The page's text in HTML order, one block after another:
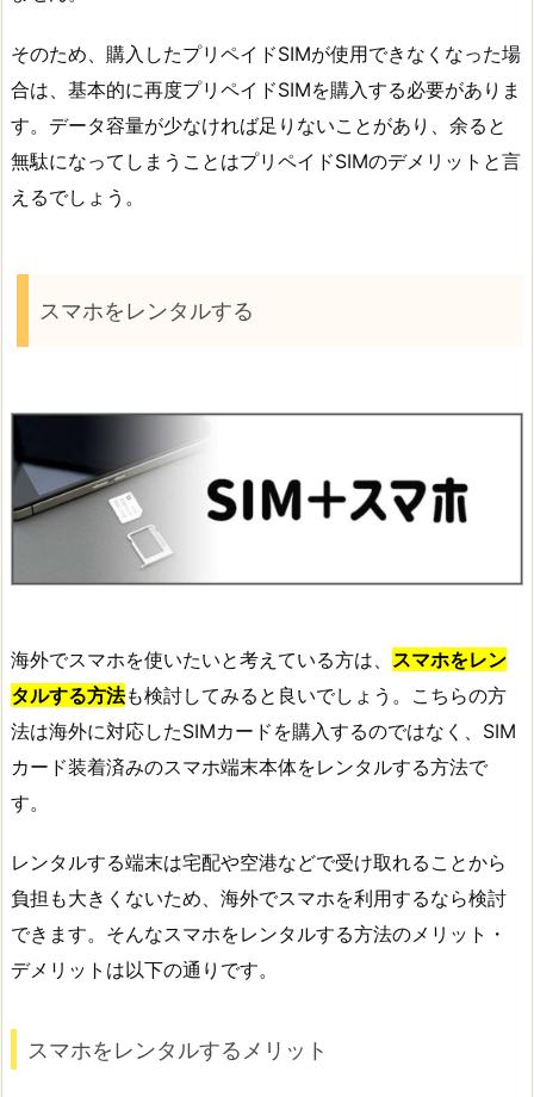
そのため、購入したプリペイドSIMが使用できなくなった場
合は、基本的に再度プリペイドSIMを購入する必要がありま
す。データ容量が少なければ足りないことがあり、余ると
無駄になってしまうことはプリペイドSIMのデメリットと言
えるでしょう。
スマホをレンタルする
海外でスマホを使いたいと考えている方は、 スマホをレン
タルする方法も検討してみると良いでしょう。こちらの方
法は海外に対応したSIMカードを購入するのではなく、SIM
カード装着済みのスマホ端末本体をレンタルする方法で
す。
レンタルする端末は宅配や空港などで受け取れることから
負担も大きくないため、海外でスマホを利用するなら検討
できます。そんなスマホをレンタルする方法のメリット・
デメリットは以下の通りです。
スマホをレンタルするメリット